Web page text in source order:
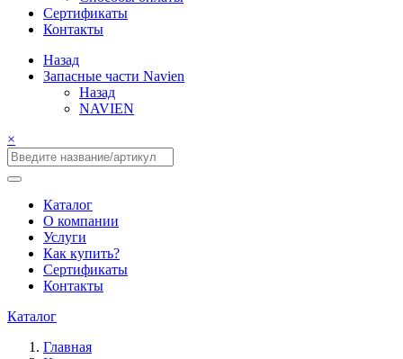
Сертификаты
Контакты
Назад
Запасные части Navien
Назад
NAVIEN
×
Каталог
О компании
Услуги
Как купить?
Сертификаты
Контакты
Каталог
Главная